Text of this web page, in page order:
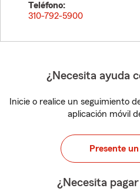
Teléfono:
310-792-5900
¿Necesita ayuda
Inicie o realice un seguimiento
aplicación móvil
Presente
¿Necesita